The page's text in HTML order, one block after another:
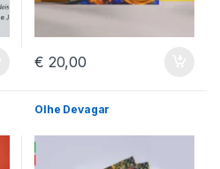
€ 20,00
Olhe Devagar